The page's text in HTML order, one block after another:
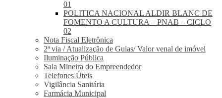
01
POLITICA NACIONAL ALDIR BLANC DE
FOMENTO A CULTURA – PNAB – CICLO
02
Nota Fiscal Eletrônica
2ª via / Atualização de Guias/ Valor venal de imóvel
Iluminação Pública
Sala Mineira do Empreendedor
Telefones Úteis
Vigilância Sanitária
Farmácia Municipal